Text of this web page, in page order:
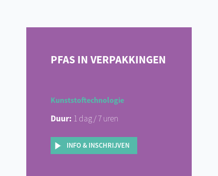
PFAS IN VERPAKKINGEN
Kunststoftechnologie
Duur: 1 dag / 7 uren
INFO & INSCHRIJVEN